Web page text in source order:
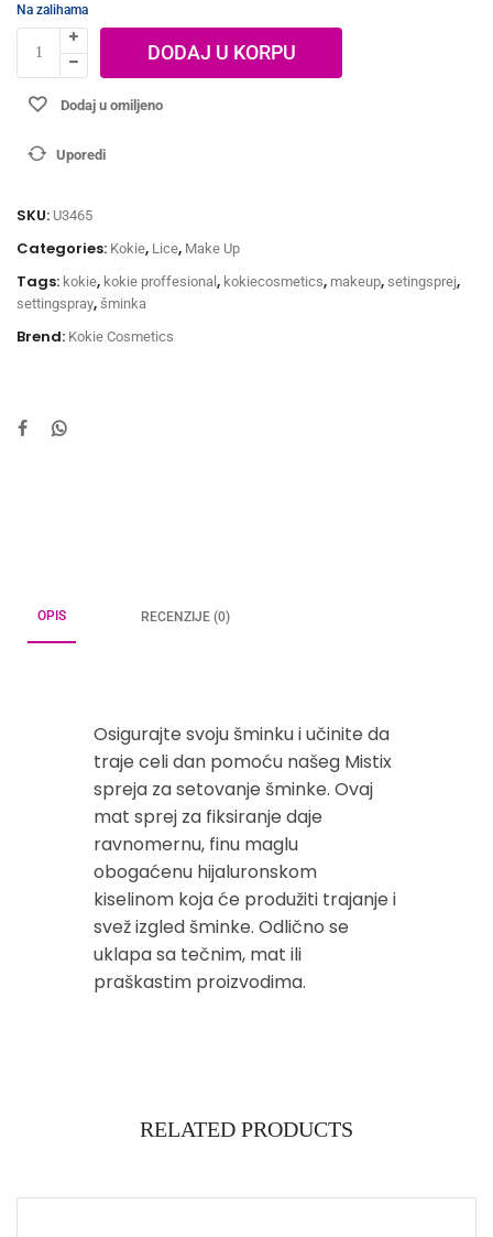
Na zalihama
DODAJ U KORPU
Dodaj u omiljeno
Uporedi
SKU: U3465
Categories: Kokie, Lice, Make Up
Tags: kokie, kokie proffesional, kokiecosmetics, makeup, setingsprej,
settingspray, šminka
Brend: Kokie Cosmetics
OPIS RECENZIJE (0)
Osigurajte svoju šminku i učinite da
traje celi dan pomoću našeg Mistix
spreja za setovanje šminke. Ovaj
mat sprej za fiksiranje daje
ravnomernu, finu maglu
obogaćenu hijaluronskom
kiselinom koja će produžiti trajanje i
svež izgled šminke. Odlično se
uklapa sa tečnim, mat ili
praškastim proizvodima.
RELATED PRODUCTS